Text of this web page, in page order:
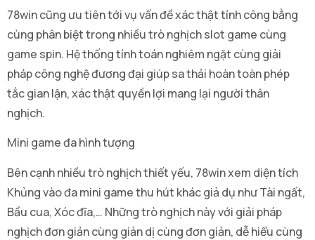
78win cũng ưu tiên tới vụ vấn đề xác thật tính công bằng
cùng phân biệt trong nhiều trò nghịch slot game cùng
game spin. Hệ thống tính toán nghiêm ngặt cùng giải
pháp công nghệ đương đại giúp sa thải hoàn toàn phép
tắc gian lận, xác thật quyền lợi mang lại người thân
nghịch.
Mini game đa hình tượng
Bên cạnh nhiều trò nghịch thiết yếu, 78win xem diện tích
Khủng vào đa mini game thu hút khác giả dụ như Tài ngất,
Bầu cua, Xóc đĩa,… Những trò nghịch này với giải pháp
nghịch đơn giản cùng giản dị cùng đơn giản, dễ hiểu cùng